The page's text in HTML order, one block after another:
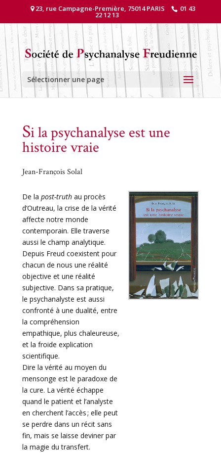
23, rue Campagne-Première, 75014 PARIS 01 43
22 12 13
Sélectionner une page
Si la psychanalyse est une
histoire vraie
Jean-François Solal
De la post-truthau procès
d’Outreau, la crise de la ­vérité
affecte notre monde
contemporain. Elle traverse
aussi le champ analytique.
Depuis Freud coexistent pour
chacun de nous une réalité
objective et une réalité
subjective. Dans sa pratique,
le psychanalyste est aussi
confronté à une dualité, entre
la compréhension
empathique, plus chaleureuse,
et la froide explication
scientifique.
Dire la vérité au moyen du
mensonge est le paradoxe de
la cure. La vérité échappe
quand le patient et l’analyste
en cherchent l’accès ; elle peut
se perdre dans un récit sans
fin, mais se laisse deviner par
la magie du transfert.